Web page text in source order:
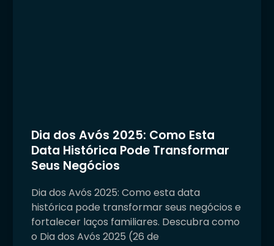
Dia dos Avós 2025: Como Esta
Data Histórica Pode Transformar
Seus Negócios
Dia dos Avós 2025: Como esta data
histórica pode transformar seus negócios e
fortalecer laços familiares. Descubra como
o Dia dos Avós 2025 (26 de